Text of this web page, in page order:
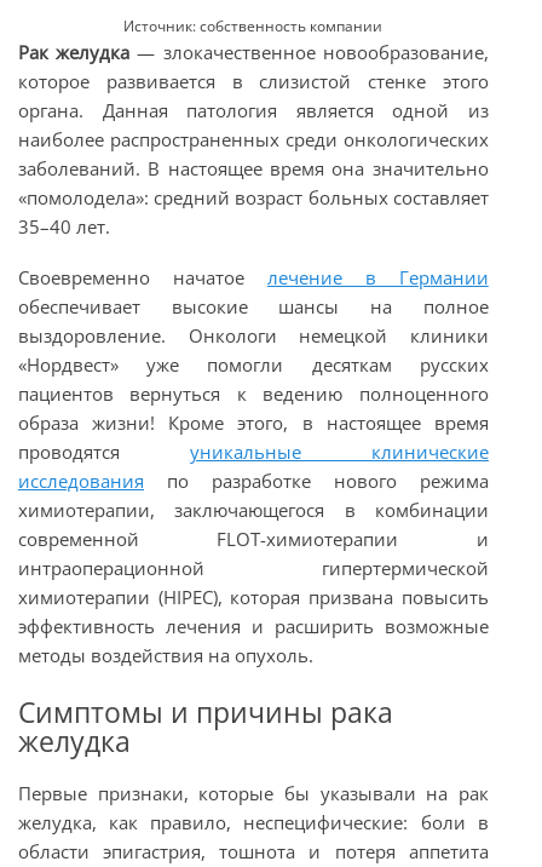
Источник: собственность компании
Рак желудка — злокачественное новообразование,
которое развивается в слизистой стенке этого
органа. Данная патология является одной из
наиболее распространенных среди онкологических
заболеваний. В настоящее время она значительно
«помолодела»: средний возраст больных составляет
35–40 лет.
Своевременно начатое лечение в Германии
обеспечивает высокие шансы на полное
выздоровление. Онкологи немецкой клиники
«Нордвест» уже помогли десяткам русских
пациентов вернуться к ведению полноценного
образа жизни! Кроме этого, в настоящее время
проводятся уникальные клинические
исследования по разработке нового режима
химиотерапии, заключающегося в комбинации
современной FLOT-химиотерапии и
интраоперационной гипертермической
химиотерапии (HIPEC), которая призвана повысить
эффективность лечения и расширить возможные
методы воздействия на опухоль.
Симптомы и причины рака
желудка
Первые признаки, которые бы указывали на рак
желудка, как правило, неспецифические: боли в
области эпигастрия, тошнота и потеря аппетита